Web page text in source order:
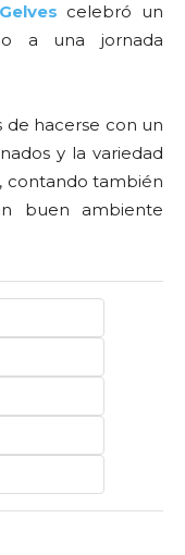
celebró un
a una jornada
hacerse con un
y la variedad
contando también
buen ambiente